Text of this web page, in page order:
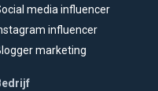
media influencer
influencer
marketing